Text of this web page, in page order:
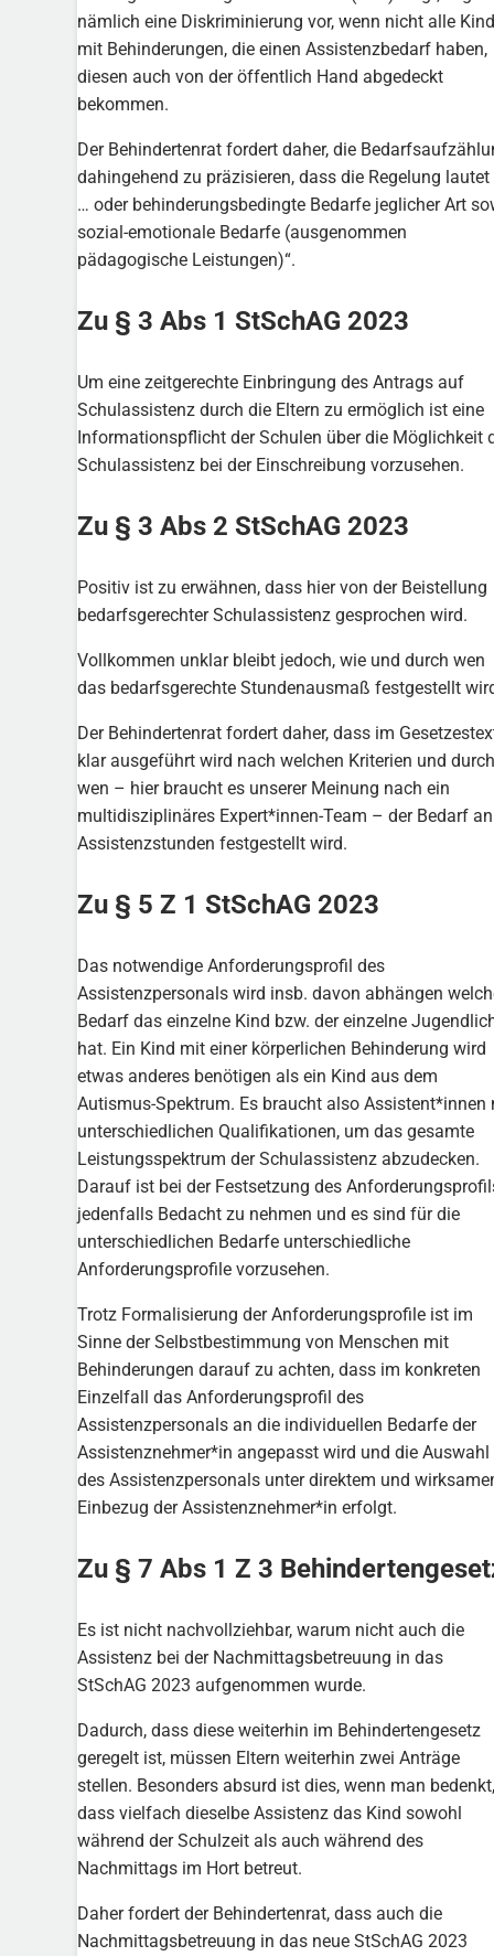
nämlich eine Diskriminierung vor, wenn nicht alle
mit Behinderungen, die einen Assistenzbedarf haben,
diesen auch von der öffentlich Hand abgedeckt
bekommen.
Der Behindertenrat fordert daher, die
dahingehend zu präzisieren, dass die Regelung lautet
… oder behinderungsbedingte Bedarfe jeglicher Art
sozial-emotionale Bedarfe (ausgenommen
pädagogische Leistungen)“.
Zu § 3 Abs 1 StSchAG 2023
Um eine zeitgerechte Einbringung des Antrags auf
Schulassistenz durch die Eltern zu ermöglich ist eine
Informationspflicht der Schulen über die Möglichkeit
Schulassistenz bei der Einschreibung vorzusehen.
Zu § 3 Abs 2 StSchAG 2023
Positiv ist zu erwähnen, dass hier von der Beistellung
bedarfsgerechter Schulassistenz gesprochen wird.
Vollkommen unklar bleibt jedoch, wie und durch wen
das bedarfsgerechte Stundenausmaß festgestellt
Der Behindertenrat fordert daher, dass im
klar ausgeführt wird nach welchen Kriterien und durch
wen – hier braucht es unserer Meinung nach ein
multidisziplinäres Expert*innen-Team – der Bedarf an
Assistenzstunden festgestellt wird.
Zu § 5 Z 1 StSchAG 2023
Das notwendige Anforderungsprofil des
Assistenzpersonals wird insb. davon abhängen
Bedarf das einzelne Kind bzw. der einzelne
hat. Ein Kind mit einer körperlichen Behinderung wird
etwas anderes benötigen als ein Kind aus dem
Autismus-Spektrum. Es braucht also Assistent*innen
unterschiedlichen Qualifikationen, um das gesamte
Leistungsspektrum der Schulassistenz abzudecken.
Darauf ist bei der Festsetzung des
jedenfalls Bedacht zu nehmen und es sind für die
unterschiedlichen Bedarfe unterschiedliche
Anforderungsprofile vorzusehen.
Trotz Formalisierung der Anforderungsprofile ist im
Sinne der Selbstbestimmung von Menschen mit
Behinderungen darauf zu achten, dass im konkreten
Einzelfall das Anforderungsprofil des
Assistenzpersonals an die individuellen Bedarfe der
Assistenznehmer*in angepasst wird und die Auswahl
des Assistenzpersonals unter direktem und
Einbezug der Assistenznehmer*in erfolgt.
Zu § 7 Abs 1 Z 3
Es ist nicht nachvollziehbar, warum nicht auch die
Assistenz bei der Nachmittagsbetreuung in das
StSchAG 2023 aufgenommen wurde.
Dadurch, dass diese weiterhin im Behindertengesetz
geregelt ist, müssen Eltern weiterhin zwei Anträge
stellen. Besonders absurd ist dies, wenn man bedenkt,
dass vielfach dieselbe Assistenz das Kind sowohl
während der Schulzeit als auch während des
Nachmittags im Hort betreut.
Daher fordert der Behindertenrat, dass auch die
Nachmittagsbetreuung in das neue StSchAG 2023